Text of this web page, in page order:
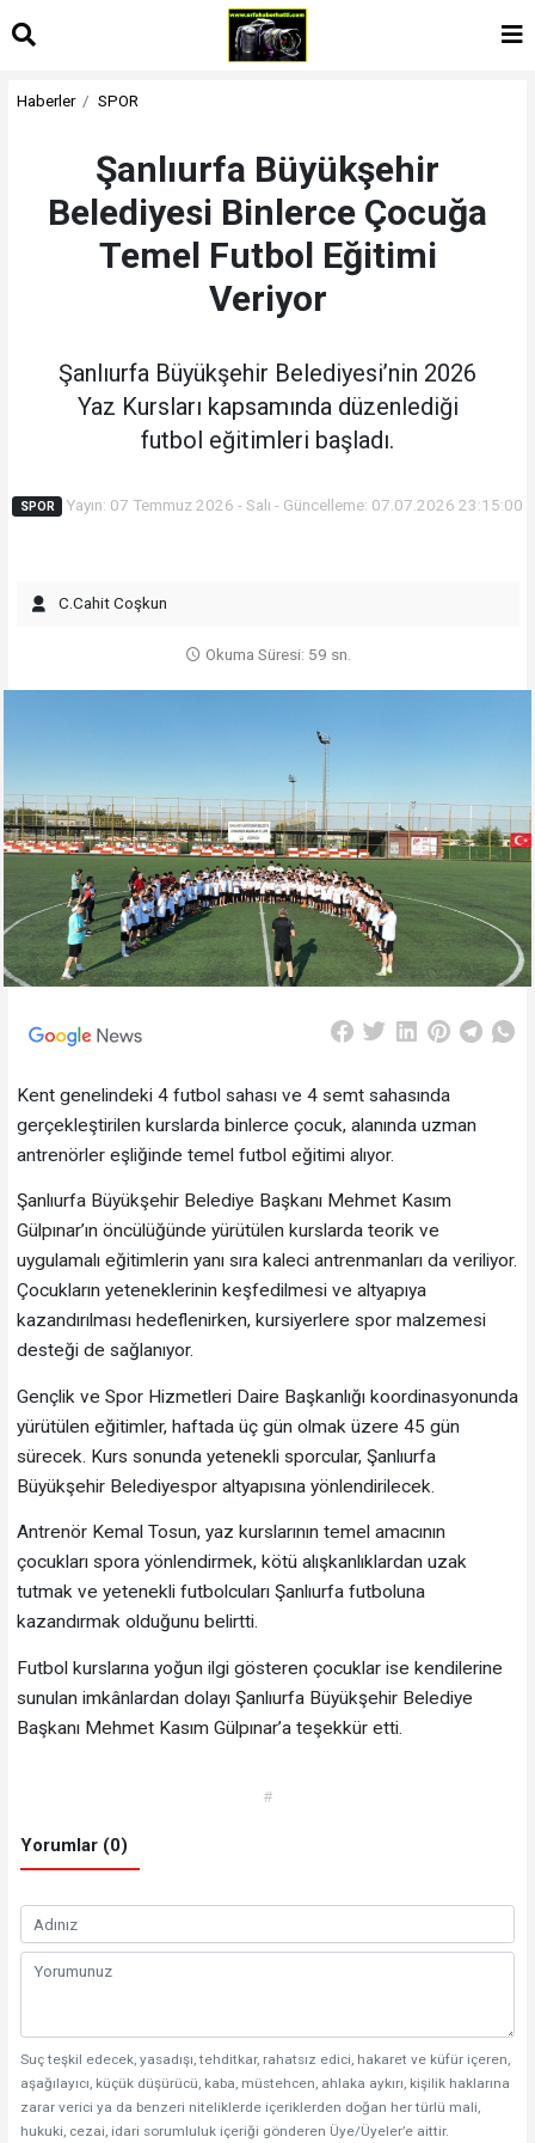
Haberler SPOR
Şanlıurfa Büyükşehir
Belediyesi Binlerce Çocuğa
Temel Futbol Eğitimi
Veriyor
Şanlıurfa Büyükşehir Belediyesi’nin 2026
Yaz Kursları kapsamında düzenlediği
futbol eğitimleri başladı.
SPOR Yayın: 07 Temmuz 2026 - Salı - Güncelleme: 07.07.2026 23:15:00
C.Cahit Coşkun
Okuma Süresi: 59 sn.
Kent genelindeki 4 futbol sahası ve 4 semt sahasında
gerçekleştirilen kurslarda binlerce çocuk, alanında uzman
antrenörler eşliğinde temel futbol eğitimi alıyor.
Şanlıurfa Büyükşehir Belediye Başkanı Mehmet Kasım
Gülpınar’ın öncülüğünde yürütülen kurslarda teorik ve
uygulamalı eğitimlerin yanı sıra kaleci antrenmanları da veriliyor.
Çocukların yeteneklerinin keşfedilmesi ve altyapıya
kazandırılması hedeflenirken, kursiyerlere spor malzemesi
desteği de sağlanıyor.
Gençlik ve Spor Hizmetleri Daire Başkanlığı koordinasyonunda
yürütülen eğitimler, haftada üç gün olmak üzere 45 gün
sürecek. Kurs sonunda yetenekli sporcular, Şanlıurfa
Büyükşehir Belediyespor altyapısına yönlendirilecek.
Antrenör Kemal Tosun, yaz kurslarının temel amacının
çocukları spora yönlendirmek, kötü alışkanlıklardan uzak
tutmak ve yetenekli futbolcuları Şanlıurfa futboluna
kazandırmak olduğunu belirtti.
Futbol kurslarına yoğun ilgi gösteren çocuklar ise kendilerine
sunulan imkânlardan dolayı Şanlıurfa Büyükşehir Belediye
Başkanı Mehmet Kasım Gülpınar’a teşekkür etti.
#
Yorumlar (0)
Suç teşkil edecek, yasadışı, tehditkar, rahatsız edici, hakaret ve küfür içeren,
aşağılayıcı, küçük düşürücü, kaba, müstehcen, ahlaka aykırı, kişilik haklarına
zarar verici ya da benzeri niteliklerde içeriklerden doğan her türlü mali,
hukuki, cezai, idari sorumluluk içeriği gönderen Üye/Üyeler’e aittir.